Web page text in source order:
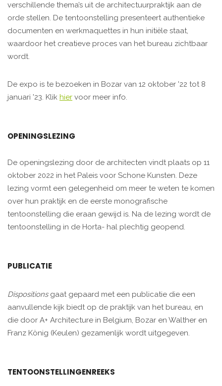
verschillende thema’s uit de architectuurpraktijk aan de
orde stellen. De tentoonstelling presenteert authentieke
documenten en werkmaquettes in hun initiële staat,
waardoor het creatieve proces van het bureau zichtbaar
wordt.
De expo is te bezoeken in Bozar van 12 oktober '22 tot 8
januari '23. Klik hier voor meer info.
OPENINGSLEZING
De openingslezing door de architecten vindt plaats op 11
oktober 2022 in het Paleis voor Schone Kunsten. Deze
lezing vormt een gelegenheid om meer te weten te komen
over hun praktijk en de eerste monografische
tentoonstelling die eraan gewijd is. Na de lezing wordt de
tentoonstelling in de Horta- hal plechtig geopend.
PUBLICATIE
Dispositionsgaat gepaard met een publicatie die een
aanvullende kijk biedt op de praktijk van het bureau, en
die door A+ Architecture in Belgium, Bozar en Walther en
Franz König (Keulen) gezamenlijk wordt uitgegeven.
TENTOONSTELLINGENREEKS